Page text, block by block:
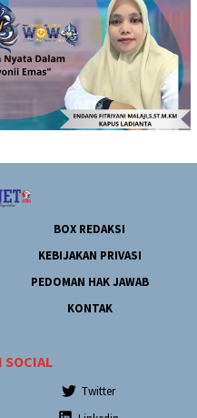
BOX REDAKSI
KEBIJAKAN PRIVASI
PEDOMAN HAK JAWAB
KONTAK
SOCIAL
Twitter